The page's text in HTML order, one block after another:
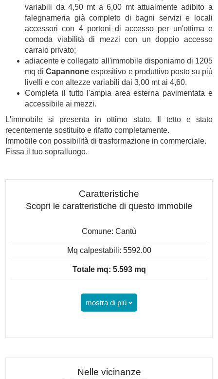
variabili da 4,50 mt a 6,00 mt attualmente adibito a
falegnameria già completo di bagni servizi e locali
accessori con 4 portoni di accesso per un'ottima e
comoda viabilità di mezzi con un doppio accesso
carraio privato;
adiacente e collegato all'immobile disponiamo di 1205
mq diCapannone espositivo e produttivo posto su più
livelli e con altezze variabili dai 3,00 mt ai 4,60.
Completa il tutto l'ampia area esterna pavimentata e
accessibile ai mezzi.
L'immobile si presenta in ottimo stato. Il tetto e stato
recentemente sostituito e rifatto completamente.
Immobile con possibilità di trasformazione in commerciale.
Fissa il tuo sopralluogo.
Caratteristiche
Scopri le caratteristiche di questo immobile
Comune: Cantù
Mq calpestabili: 5592.00
Totale mq: 5.593 mq
mostra di più
Nelle vicinanze